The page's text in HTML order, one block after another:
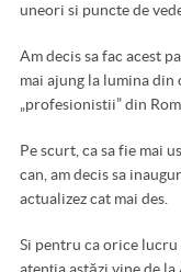
uneori si puncte de
Am decis sa fac acest
mai ajung la lumina din
„profesionistii” din
Pe scurt, ca sa fie mai
can, am decis sa
actualizez cat mai des.
Si pentru ca orice